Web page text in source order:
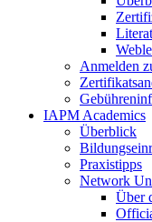
Anmelden
IAPM Academics
Überblick
Praxistipps
Network
Über